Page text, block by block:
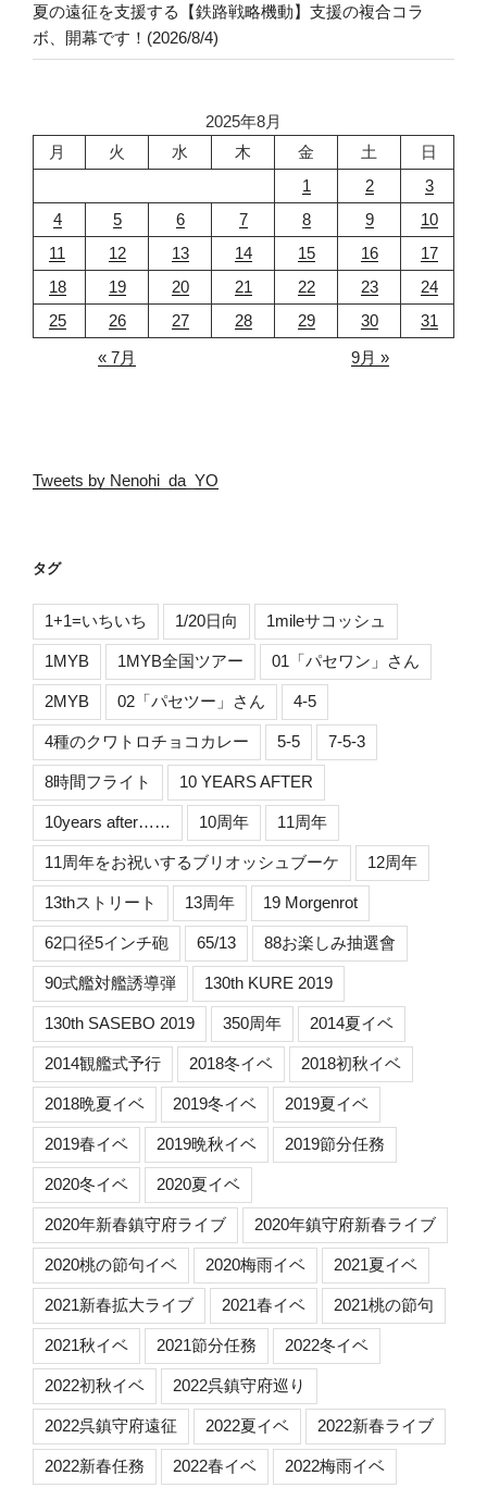
夏の遠征を支援する【鉄路戦略機動】支援の複合コラ
ボ、開幕です！(2026/8/4)
2025年8月
月
火 水 木 金 土
日
1
2
3
4
5 6 7 8 9
10
11
12 13 14 15 16
17
18
19 20 21 22 23
24
25
26 27 28 29 30
31
« 7月
9月 »
Tweets by Nenohi_da_YO
タグ
1+1=いちいち 1/20日向 1mileサコッシュ
1MYB 1MYB全国ツアー 01「パセワン」さん
2MYB 02「パセツー」さん 4-5
4種のクワトロチョコカレー 5-5 7-5-3
8時間フライト 10 YEARS AFTER
10years after…… 10周年 11周年
11周年をお祝いするブリオッシュブーケ 12周年
13thストリート 13周年 19 Morgenrot
62口径5インチ砲 65/13 88お楽しみ抽選會
90式艦対艦誘導弾 130th KURE 2019
130th SASEBO 2019 350周年 2014夏イベ
2014観艦式予行 2018冬イベ 2018初秋イベ
2018晩夏イベ 2019冬イベ 2019夏イベ
2019春イベ 2019晩秋イベ 2019節分任務
2020冬イベ 2020夏イベ
2020年新春鎮守府ライブ 2020年鎮守府新春ライブ
2020桃の節句イベ 2020梅雨イベ 2021夏イベ
2021新春拡大ライブ 2021春イベ 2021桃の節句
2021秋イベ 2021節分任務 2022冬イベ
2022初秋イベ 2022呉鎮守府巡り
2022呉鎮守府遠征 2022夏イベ 2022新春ライブ
2022新春任務 2022春イベ 2022梅雨イベ